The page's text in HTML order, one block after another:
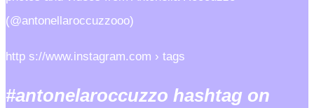
(@antonellaroccuzzooo)
http s://www.instagram.com › tags
#antonelaroccuzzo hashtag on